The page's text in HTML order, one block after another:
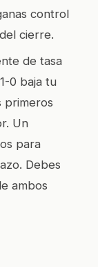
control
cierre.
de tasa
0 baja tu
primeros
Un
para
Debes
ambos